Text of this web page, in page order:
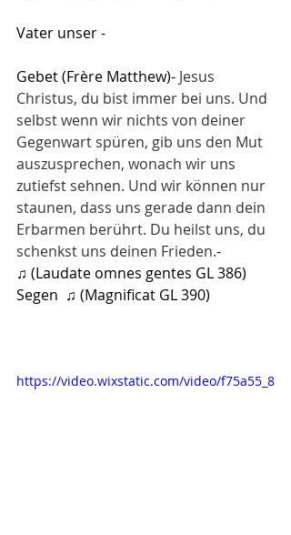
Vater unser -
Gebet (Frère Matthew)- Jesus
Christus, du bist immer bei uns. Und
selbst wenn wir nichts von deiner
Gegenwart spüren, gib uns den Mut
auszusprechen, wonach wir uns
zutiefst sehnen. Und wir können nur
staunen, dass uns gerade dann dein
Erbarmen berührt. Du heilst uns, du
schenkst uns deinen Frieden.-
♫ (Laudate omnes gentes GL 386)
Segen ♫ (Magnificat GL 390)
https://video.wixstatic.com/video/f75a55_8